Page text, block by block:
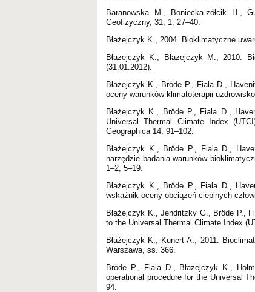
Baranowska M., Boniecka-żółcik H.,
Geofizyczny, 31, 1, 27–40.
Błażejczyk K., 2004. Bioklimatyczne
Błażejczyk K., Błażejczyk M., 2010.
(31.01.2012).
Błażejczyk K., Bröde P., Fiala D.,
oceny warunków klimatoterapii
Błażejczyk K., Bröde P., Fiala D.,
Universal Thermal Climate Index
Geographica 14, 91–102.
Błażejczyk K., Bröde P., Fiala D.,
narzędzie badania warunków
1–2, 5–19.
Błażejczyk K., Bröde P., Fiala D.,
wskaźnik oceny obciążeń cieplnych
Błażejczyk K., Jendritzky G., Bröde P.,
to the Universal Thermal Climate Index
Błażejczyk K., Kunert A., 2011.
Warszawa, ss. 366.
Bröde P., Fiala D., Błażejczyk K.,
operational procedure for the Universal
94.